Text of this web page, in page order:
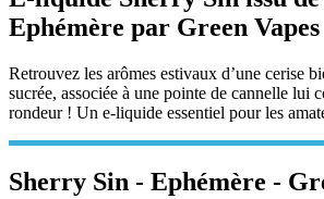
Ephémère par Green Vapes
Retrouvez les arômes estivaux d’une cerise
sucrée, associée à une pointe de cannelle lui
rondeur ! Un e-liquide essentiel pour les
Sherry Sin - Ephémère -